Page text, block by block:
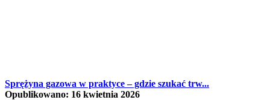
Sprężyna gazowa w praktyce – gdzie szukać trw...
Opublikowano: 16 kwietnia 2026